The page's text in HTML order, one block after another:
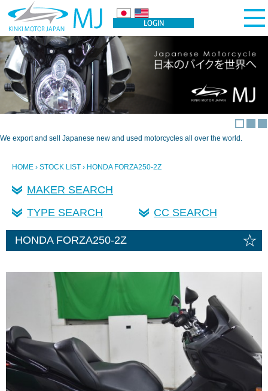
We export and sell Japanese new and used motorcycles all over the world.
HOME › STOCK LIST › HONDA FORZA250-2Z
MAKER SEARCH
TYPE SEARCH
CC SEARCH
HONDA FORZA250-2Z ☆